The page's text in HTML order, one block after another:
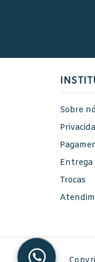
Sobre
Entrega
Trocas